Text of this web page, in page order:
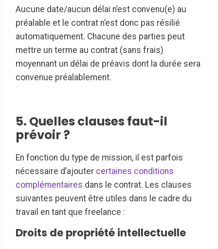
Aucune date/aucun délai n’est convenu(e) au
préalable et le contrat n’est donc pas résilié
automatiquement. Chacune des parties peut
mettre un terme au contrat (sans frais)
moyennant un délai de préavis dont la durée sera
convenue préalablement.
5. Quelles clauses faut-il
prévoir ?
En fonction du type de mission, il est parfois
nécessaire d’ajouter certaines conditions
complémentaires dans le contrat. Les clauses
suivantes peuvent être utiles dans le cadre du
travail en tant que freelance :
Droits de propriété intellectuelle